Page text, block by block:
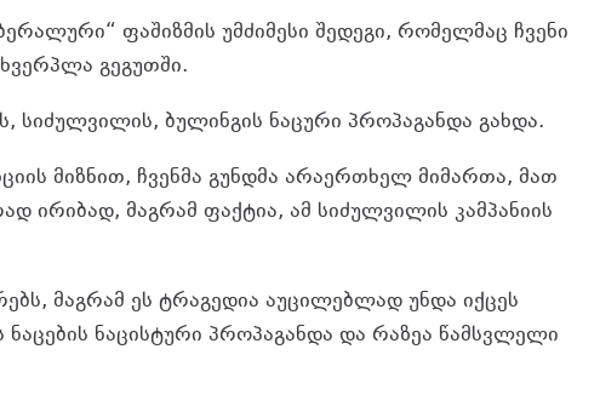
ფაშიზმის უმძიმესი შედეგი, რომელმაც ჩვენი
გეგუთში.
სიძულვილის, ბულინგის ნაცური პროპაგანდა გახდა.
მიზნით, ჩვენმა გუნდმა არაერთხელ მიმართა, მათ
ირიბად, მაგრამ ფაქტია, ამ სიძულვილის კამპანიის
მაგრამ ეს ტრაგედია აუცილებლად უნდა იქცეს
ნაცისტური პროპაგანდა და რაზეა წამსვლელი